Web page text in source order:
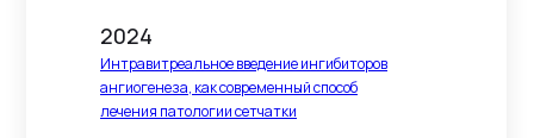
2024
Интравитреальное введение ингибиторов
ангиогенеза, как современный способ
лечения патологии сетчатки